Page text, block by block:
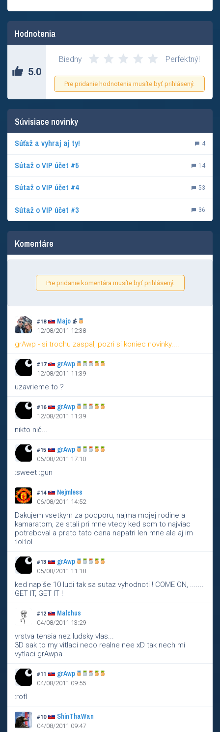
Hodnotenia
5.0
Biedny Perfektný!
Pre pridanie hodnotenia musíte byť prihlásený.
Súvisiace novinky
Súťaž a vyhraj aj ty! 4
Sútaž o VIP účet #5 14
Sútaž o VIP účet #4 53
Sútaž o VIP účet #3 36
Komentáre
Pre pridanie komentára musíte byť prihlásený.
#18 Majo
12/08/2011 12:38
grAwp - si trochu zaspal, pozri si koniec novinky....
#17 grAwp
12/08/2011 11:39
uzavrieme to ?
#16 grAwp
12/08/2011 11:39
nikto nič...
#15 grAwp
06/08/2011 17:10
:sweet :gun
#14 Nejmless
06/08/2011 14:52
Dakujem vsetkym za podporu, najma mojej rodine a
kamaratom, ze stali pri mne vtedy ked som to najviac
potreboval a preto tato cena nepatri len mne ale aj im
:lol:lol
#13 grAwp
05/08/2011 11:18
ked napiše 10 ludi tak sa sutaz vyhodnoti ! COME ON, .......
GET IT, GET IT !
#12 Malchus
04/08/2011 13:29
vrstva tensia nez ludsky vlas...
3D sak to my vitlaci neco realne nee xD tak nech mi
vytlaci grAwpa
#11 grAwp
04/08/2011 09:55
:rofl
#10 ShinThaWan
04/08/2011 09:47